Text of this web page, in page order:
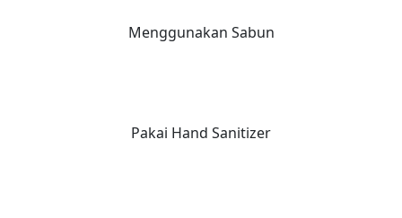
Menggunakan Sabun
Pakai Hand Sanitizer